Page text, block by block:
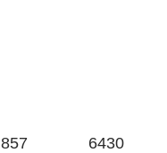
857 6430